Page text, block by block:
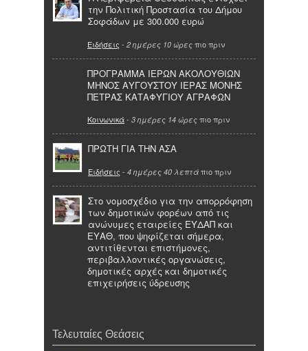
την Πολιτική Προστασία του Δήμου
Σοφάδων με 300.000 ευρώ
Ειδήσεις - 2 ημέρες 10 ώρες πιο πριν
ΠΡΟΓΡΑΜΜΑ ΙΕΡΩΝ ΑΚΟΛΟΥΘΙΩΝ
ΜΗΝΟΣ ΑΥΓΟΥΣΤΟΥ ΙΕΡΑΣ ΜΟΝΗΣ
ΠΕΤΡΑΣ ΚΑΤΑΦΥΓΙΟΥ ΑΓΡΑΦΩΝ
Κοινωνικά- 3 ημέρες 14 ώρες πιο πριν
ΠΡΩΤΗ ΓΙΑ ΤΗΝ ΑΣΑ
Ειδήσεις - 4 ημέρες 40 λεπτά πιο πριν
Στο νομοσχέδιο για την απορρόφηση
των δημοτικών φορέων από τις
ανώνυμες εταιρείες ΕΥΔΑΠ και
ΕΥΑΘ, που ψηφίζεται σήμερα,
αντιτίθενται επιστήμονες,
περιβαλλοντικές οργανώσεις,
δημοτικές αρχές και δημοτικές
επιχειρήσεις ύδρευσης
Τελευταίες Θεάσεις